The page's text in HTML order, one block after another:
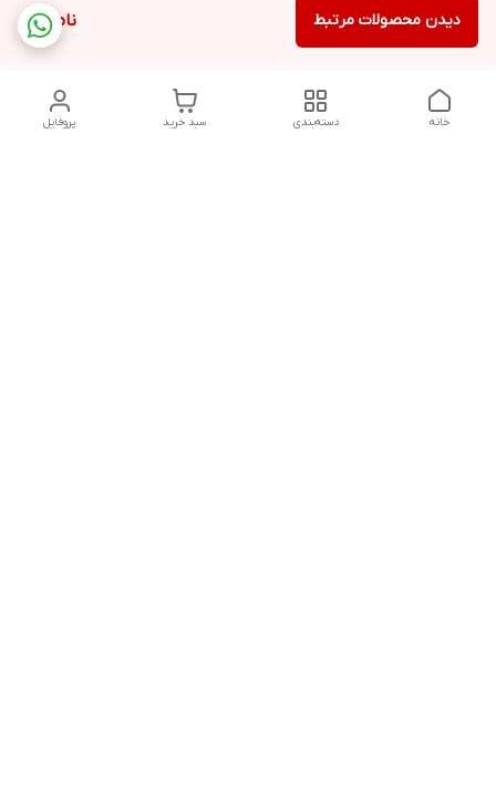
ناموجود دیدن محصولات مرتبط
پروفایل سبد خرید دسته‌بندی خانه